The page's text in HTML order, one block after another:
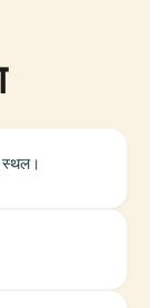
स्थल।